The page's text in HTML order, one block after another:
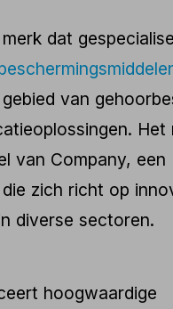
dat
van
Het
van Company, een
zich richt op
diverse sectoren.
hoogwaardige